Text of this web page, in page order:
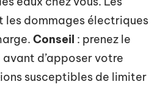
les dommages électriques
Conseil : prenez le
d’apposer votre
susceptibles de limiter